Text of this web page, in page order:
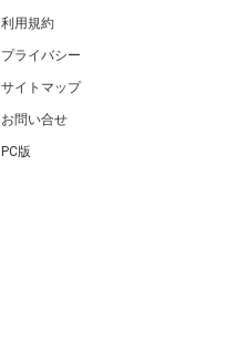
利用規約
プライバシー
サイトマップ
お問い合せ
PC版